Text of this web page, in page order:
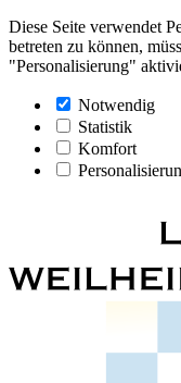
Diese Seite verwendet
betreten zu können,
"Personalisierung"
Notwendig
Statistik
Komfort